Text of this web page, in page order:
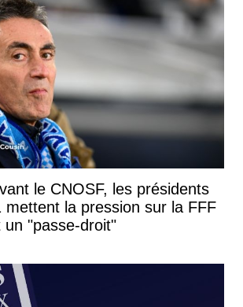
le CNOSF, les présidents
mettent la pression sur la FFF
un "passe-droit"